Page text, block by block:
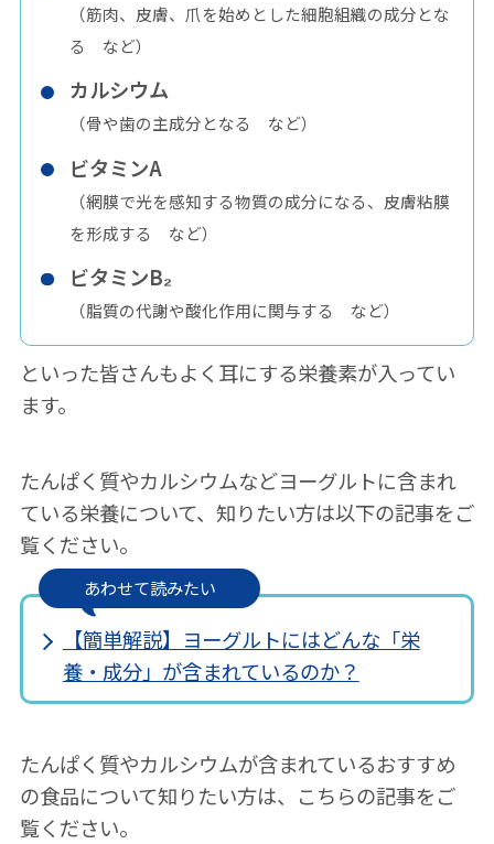
（筋肉、皮膚、爪を始めとした細胞組織の成分とな
る など）
カルシウム
（骨や歯の主成分となる など）
ビタミンA
（網膜で光を感知する物質の成分になる、皮膚粘膜
を形成する など）
ビタミンB₂
（脂質の代謝や酸化作用に関与する など）
といった皆さんもよく耳にする栄養素が入ってい
ます。
たんぱく質やカルシウムなどヨーグルトに含まれ
ている栄養について、知りたい方は以下の記事をご
覧ください。
あわせて読みたい
【簡単解説】ヨーグルトにはどんな「栄
養・成分」が含まれているのか？
たんぱく質やカルシウムが含まれているおすすめ
の食品について知りたい方は、こちらの記事をご
覧ください。